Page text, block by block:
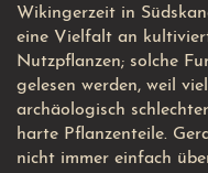
Wikingerzeit in
eine Vielfalt an
Nutzpflanzen; solche
gelesen werden, weil
archäologisch
harte Pflanzenteile.
nicht immer einfach